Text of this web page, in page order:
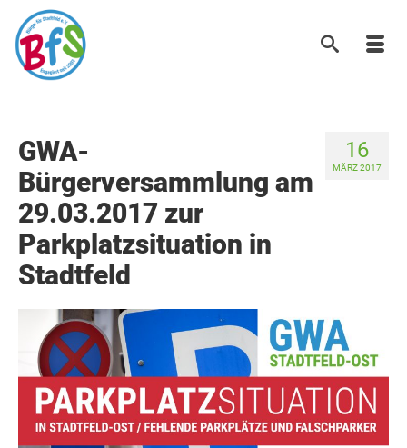
16
MÄRZ 2017
GWA-
Bürgerversammlung am
29.03.2017 zur
Parkplatzsituation in
Stadtfeld